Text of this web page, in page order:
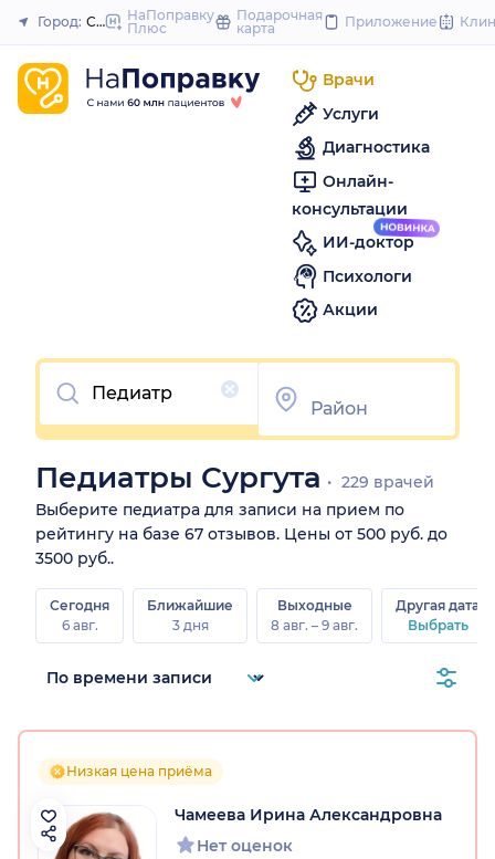
to
Закрыть
Город: СургутНаПоправку
Плюс
Подарочная
карта
Приложение
Врачи
Услуги
Диагностика
Онлайн-
консультации
ИИ-доктор
Психологи
Акции
Очистить
Педиатры Сургута
229 врачей
Выберите педиатра для записи на прием по
рейтингу на базе 67 отзывов. Цены от 500 руб. до
3500 руб..
Сегодня
6 авг.
Ближайшие
3 дня
Выходные
8 авг. – 9 авг.
Другая дата
Выбрать
Низкая цена приёма
Чамеева Ирина Александровна
Нет оценок